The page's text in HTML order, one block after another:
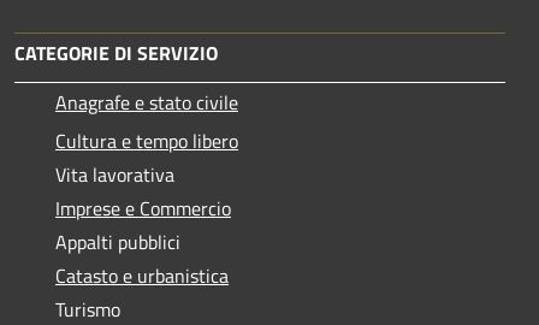
CATEGORIE DI SERVIZIO
Anagrafe e stato civile
Cultura e tempo libero
Vita lavorativa
Imprese e Commercio
Appalti pubblici
Catasto e urbanistica
Turismo